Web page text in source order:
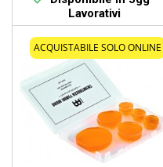
Lavorativi
ACQUISTABILE SOLO ONLINE